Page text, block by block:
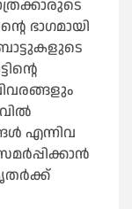
ഭാഗമായി
ബോട്ടുകളുടെ
എന്നിവ